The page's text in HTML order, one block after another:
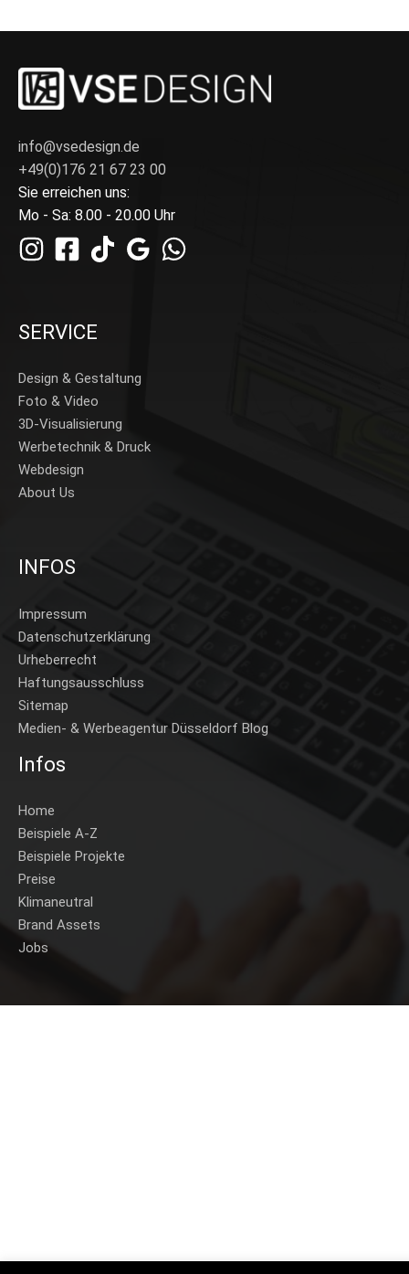
info@vsedesign.de
+49(0)176 21 67 23 00
Sie erreichen uns:
Mo - Sa: 8.00 - 20.00 Uhr
SERVICE
Design & Gestaltung
Foto & Video
3D-Visualisierung
Werbetechnik & Druck
Webdesign
About Us
INFOS
Impressum
Datenschutzerklärung
Urheberrecht
Haftungsausschluss
Sitemap
Medien- & Werbeagentur Düsseldorf Blog
Infos
Home
Beispiele A-Z
Beispiele Projekte
Preise
Klimaneutral
Brand Assets
Jobs